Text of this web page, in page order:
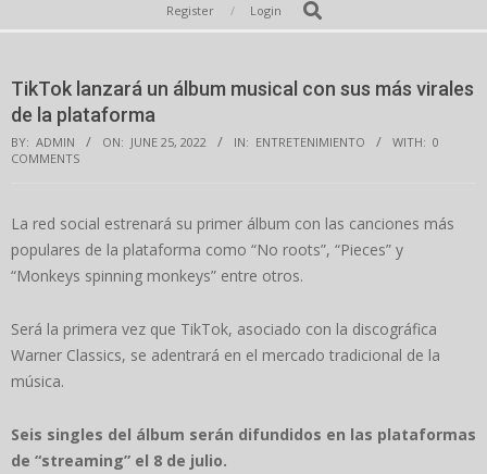
Navigation
Register Login Search
TikTok lanzará un álbum musical con sus más virales
de la plataforma
BY: ADMIN ON: JUNE 25, 2022 IN: ENTRETENIMIENTO WITH: 0
COMMENTS
La red social estrenará su primer álbum con las canciones más
populares de la plataforma como “No roots”, “Pieces” y
“Monkeys spinning monkeys” entre otros.
Será la primera vez que TikTok, asociado con la discográfica
Warner Classics, se adentrará en el mercado tradicional de la
música.
Seis singles del álbum serán difundidos en las plataformas
de “streaming” el 8 de julio.